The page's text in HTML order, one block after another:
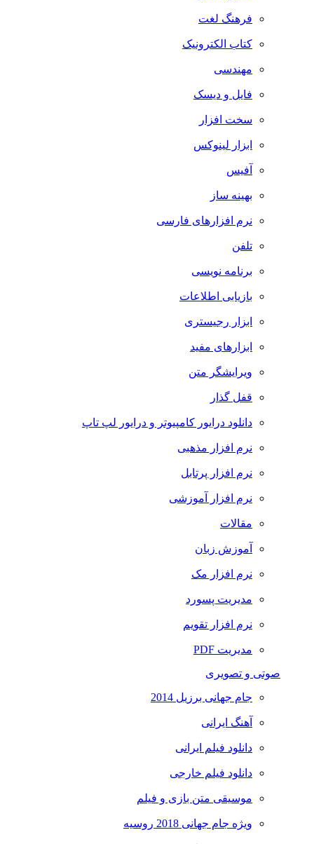
فرهنگ لغت
کتاب الکترونیک
مهندسی
فایل و دیسک
سخت افزار
ابزار لینوکس
آفیس
بهینه ساز
نرم افزارهای فارسی
تلفن
برنامه نویسی
بازیابی اطلاعات
ابزار رجیستری
ابزارهای مفید
ویرایشگر متن
قفل گذار
دانلود درایور کامپیوتر و درایور لپ تاپ
نرم افزار مذهبی
نرم افزار پرتابل
نرم افزار آموزشی
مقالات
آموزش زبان
نرم افزار مک
مدیریت پسورد
نرم افزار تقویم
مدیریت PDF
صوتی و تصویری
جام جهانی برزیل 2014
آهنگ ایرانی
دانلود فیلم ایرانی
دانلود فیلم خارجی
موسیقی متن بازی و فیلم
ویژه جام جهانی 2018 روسیه